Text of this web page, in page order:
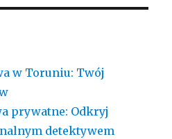
w Toruniu: Twój
prywatne: Odkryj
detektywem